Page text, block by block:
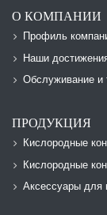
О КОМПАНИИ
Профиль
Наши
Обслуживание и
ПРОДУКЦИЯ
Кислородные
Кислородные
Аксессуары для